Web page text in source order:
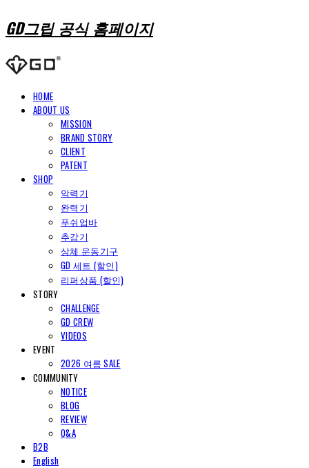
GD그립 공식 홈페이지
HOME
ABOUT US
MISSION
BRAND STORY
CLIENT
PATENT
SHOP
악력기
완력기
푸쉬업바
추감기
상체 운동기구
GD 세트 (할인)
리퍼상품 (할인)
STORY
CHALLENGE
GD CREW
VIDEOS
EVENT
2026 여름 SALE
COMMUNITY
NOTICE
BLOG
REVIEW
Q&A
B2B
English